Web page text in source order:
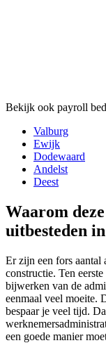
Bekijk ook payroll
Valburg
Ewijk
Dodewaard
Andelst
Deest
Waarom
uitbesteden
Er zijn een fors aantal
constructie. Ten
bijwerken van de
eenmaal veel moeite.
bespaar je veel tijd.
een goede manier